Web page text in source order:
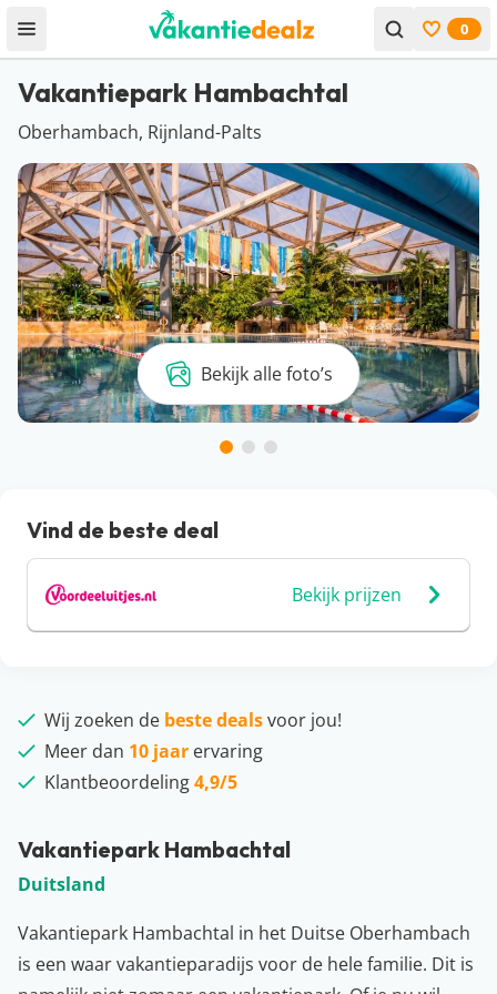
Open menu Bekijk
0
Vakantiepark Hambachtal
Oberhambach, Rijnland-Palts
Bekijk alle foto’s
Vakantiepark Hambachtal
Duitsland
Vakantiepark Hambachtal in het Duitse Oberhambach
is een waar vakantieparadijs voor de hele familie. Dit is
Vind de beste deal
Bekijk prijzen
Wij zoeken de beste dealsvoor jou!
Meer dan 10 jaar ervaring
Klantbeoordeling4,9/5